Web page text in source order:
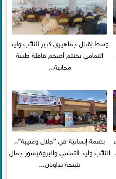
وسط إقبال جماهيري كبير النائب وليد
التمامي يختتم أضخم قافلة طبية
مجانية...
بصمة إنسانية في ”جلال وعتيبة”..
النائب وليد التمامي والبروفيسور جمال
شيحة يداويان...